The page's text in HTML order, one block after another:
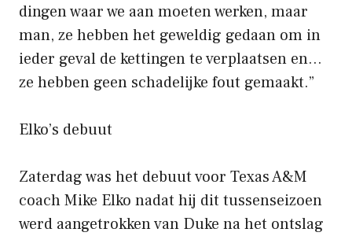
dingen waar we aan moeten werken, maar
man, ze hebben het geweldig gedaan om in
ieder geval de kettingen te verplaatsen en…
ze hebben geen schadelijke fout gemaakt.”
Elko’s debuut
Zaterdag was het debuut voor Texas A&M
coach Mike Elko nadat hij dit tussenseizoen
werd aangetrokken van Duke na het ontslag